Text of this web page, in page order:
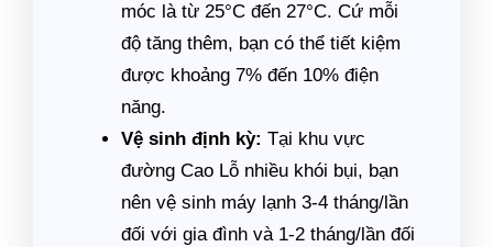
móc là từ 25°C đến 27°C. Cứ mỗi
độ tăng thêm, bạn có thể tiết kiệm
được khoảng 7% đến 10% điện
năng.
Vệ sinh định kỳ: Tại khu vực
đường Cao Lỗ nhiều khói bụi, bạn
nên vệ sinh máy lạnh 3-4 tháng/lần
đối với gia đình và 1-2 tháng/lần đối